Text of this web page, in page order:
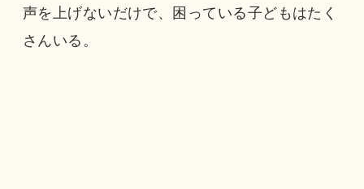
声を上げないだけで、困っている子どもはたく
さんいる。